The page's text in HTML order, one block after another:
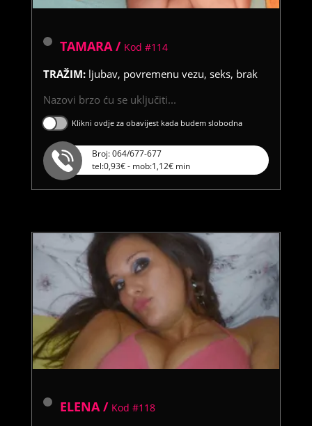
TAMARA / Kod #114
TRAŽIM: ljubav, povremenu vezu, seks, brak
Nazovi brzo ću se uključiti...
Klikni ovdje za obavijest kada budem slobodna
Broj: 064/677-677
tel:0,93€ - mob:1,12€ min
ELENA / Kod #118